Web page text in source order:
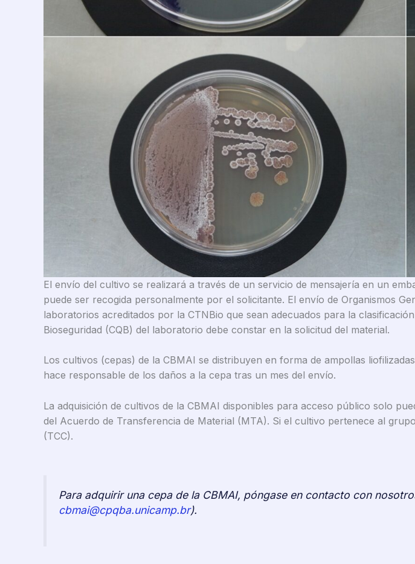
El envío del cultivo se realizará a través de un servicio de mensajería en un
puede ser recogida personalmente por el solicitante. El envío de Organismos
laboratorios acreditados por la CTNBio que sean adecuados para la
Bioseguridad (CQB) del laboratorio debe constar en la solicitud del material.
Los cultivos (cepas) de la CBMAI se distribuyen en forma de ampollas
hace responsable de los daños a la cepa tras un mes del envío.
La adquisición de cultivos de la CBMAI disponibles para acceso público solo
del Acuerdo de Transferencia de Material (MTA). Si el cultivo pertenece al
(TCC).
Para adquirir una cepa de la CBMAI, póngase en contacto con
cbmai@cpqba.unicamp.br).